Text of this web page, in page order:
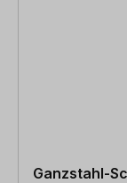
Ganzstahl-